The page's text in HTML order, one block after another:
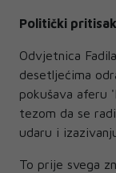
Politički pritisak
Odvjetnica
desetljećima
pokušava aferu
tezom da se
udaru i
To prije svega